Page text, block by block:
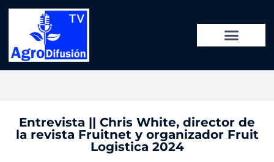
Entrevista || Chris White, director de
la revista Fruitnet y organizador Fruit
Logistica 2024